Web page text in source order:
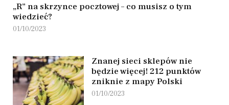
„R” na skrzynce pocztowej – co musisz o tym
wiedzieć?
01/10/2023
Znanej sieci sklepów nie
będzie więcej! 212 punktów
zniknie z mapy Polski
01/10/2023